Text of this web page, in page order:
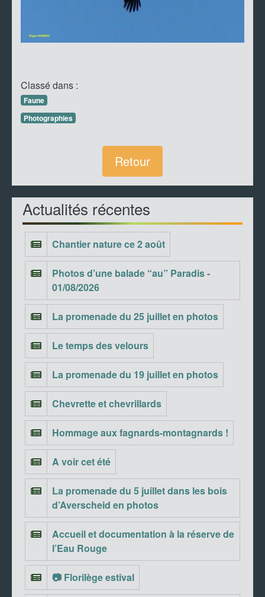
Classé dans :
Faune
Photographies
Retour
Actualités récentes
Chantier nature ce 2 août
Photos d’une balade “au” Paradis -
01/08/2026
La promenade du 25 juillet en photos
Le temps des velours
La promenade du 19 juillet en photos
Chevrette et chevrillards
Hommage aux fagnards-montagnards !
A voir cet été
La promenade du 5 juillet dans les bois
d’Averscheid en photos
Accueil et documentation à la réserve de
l’Eau Rouge
📷 Florilège estival